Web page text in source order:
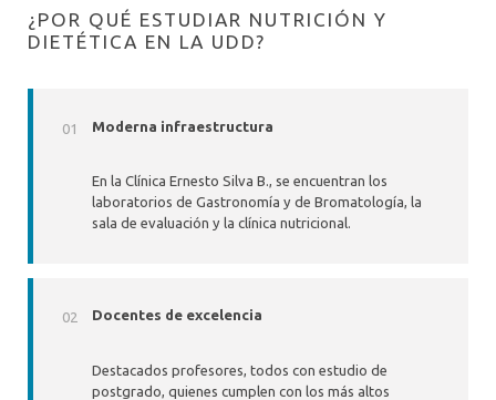
¿POR QUÉ ESTUDIAR NUTRICIÓN Y
DIETÉTICA EN LA UDD?
Moderna infraestructura
En la Clínica Ernesto Silva B., se encuentran los
laboratorios de Gastronomía y de Bromatología, la
sala de evaluación y la clínica nutricional.
Docentes de excelencia
Destacados profesores, todos con estudio de
postgrado, quienes cumplen con los más altos